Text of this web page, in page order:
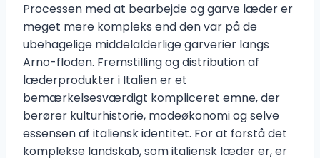
Processen med at bearbejde og garve læder er
meget mere kompleks end den var på de
ubehagelige middelalderlige garverier langs
Arno-floden. Fremstilling og distribution af
læderprodukter i Italien er et
bemærkelsesværdigt kompliceret emne, der
berører kulturhistorie, modeøkonomi og selve
essensen af italiensk identitet. For at forstå det
komplekse landskab, som italiensk læder er, er